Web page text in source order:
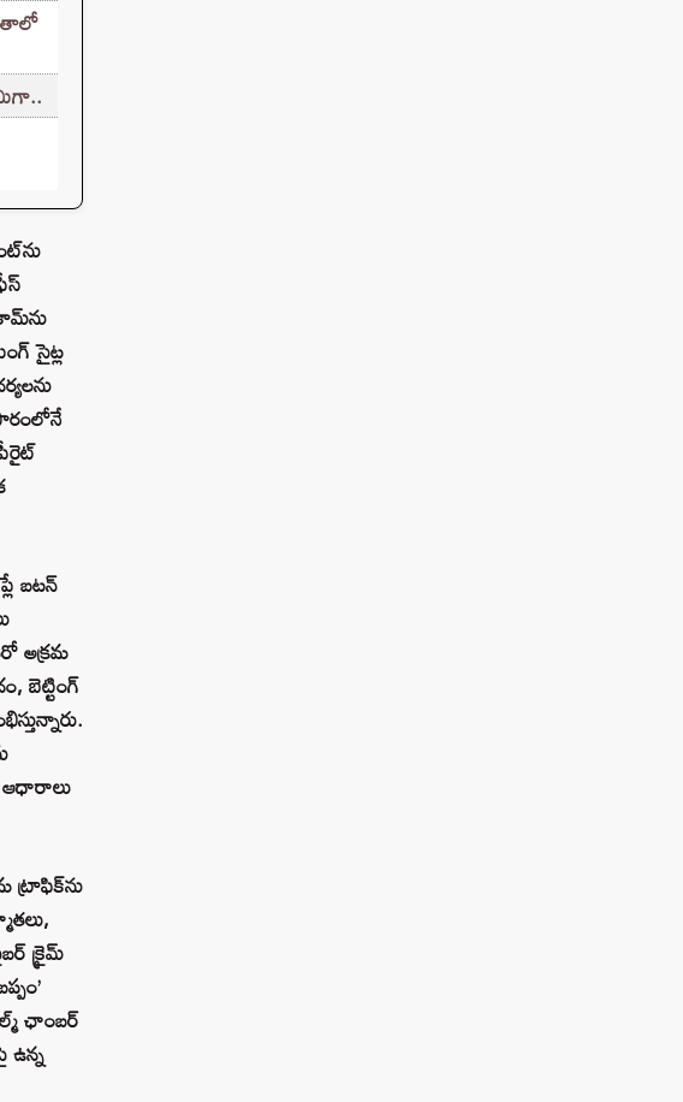
సైట్ల
బటన్‌
అక్రమ
బెట్టింగ్‌
ఆధారాలు
ట్రాఫిక్‌ను
క్రైమ్‌
ఛాంబర్‌
ఉన్న